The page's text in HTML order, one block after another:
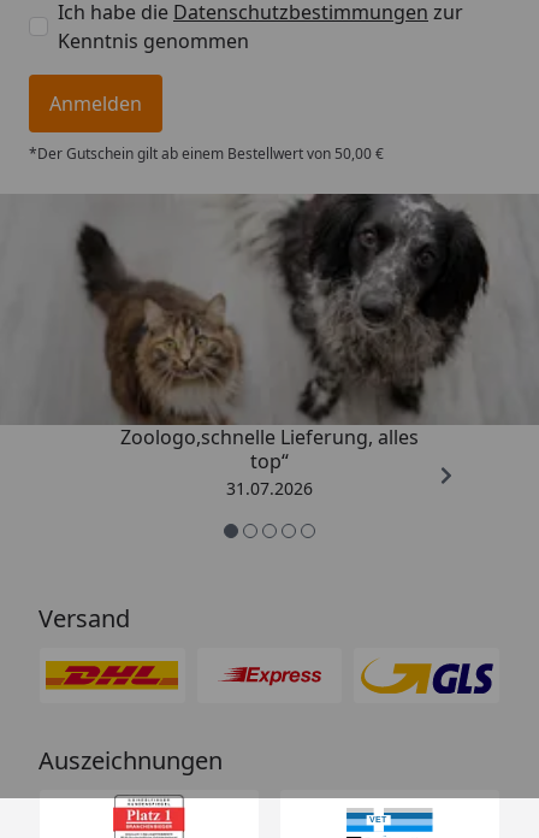
Ich habe die Datenschutzbestimmungen zur
Kenntnis genommen
Anmelden
*Der Gutschein gilt ab einem Bestellwert von 50,00 €
Trusted Shops
4,74/ 5
„Gute Erfahrung mit
Zoologo,schnelle Lieferung, alles
top“
31.07.2026
Versand
Auszeichnungen